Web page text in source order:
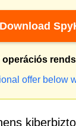
Download
operációs
offer below